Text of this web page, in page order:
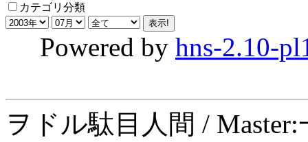
カテゴリ分類
Powered by hns-2.10-
ヲドル駄目人間 /